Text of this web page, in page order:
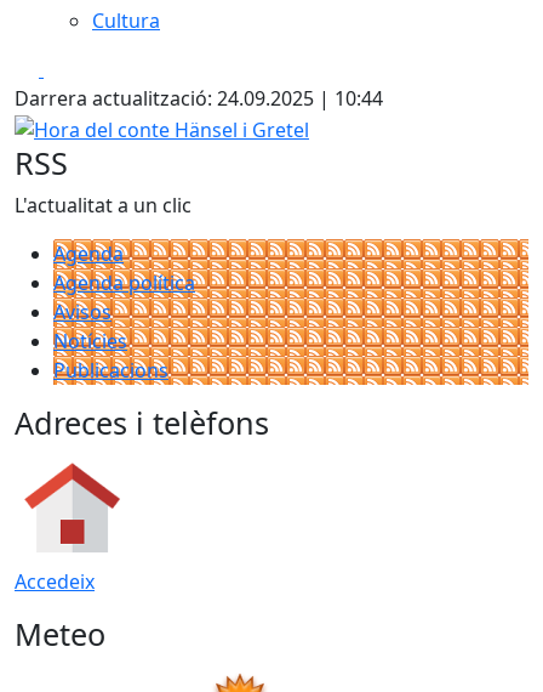
Cultura
Darrera actualització: 24.09.2025 | 10:44
Hora del conte Hänsel i Gretel
RSS
L'actualitat a un clic
Agenda
Agenda política
Avisos
Notícies
Publicacions
Adreces i telèfons
Accedeix
Meteo